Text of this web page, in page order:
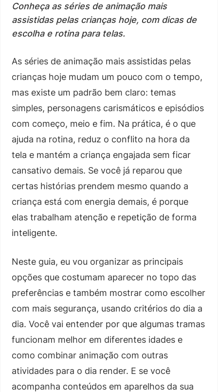
Conheça as séries de animação mais
assistidas pelas crianças hoje, com dicas de
escolha e rotina para telas.
As séries de animação mais assistidas pelas
crianças hoje mudam um pouco com o tempo,
mas existe um padrão bem claro: temas
simples, personagens carismáticos e episódios
com começo, meio e fim. Na prática, é o que
ajuda na rotina, reduz o conflito na hora da
tela e mantém a criança engajada sem ficar
cansativo demais. Se você já reparou que
certas histórias prendem mesmo quando a
criança está com energia demais, é porque
elas trabalham atenção e repetição de forma
inteligente.
Neste guia, eu vou organizar as principais
opções que costumam aparecer no topo das
preferências e também mostrar como escolher
com mais segurança, usando critérios do dia a
dia. Você vai entender por que algumas tramas
funcionam melhor em diferentes idades e
como combinar animação com outras
atividades para o dia render. E se você
acompanha conteúdos em aparelhos da sua